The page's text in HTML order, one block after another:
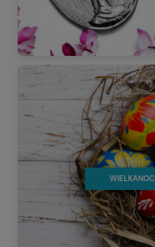
WIELKANOC